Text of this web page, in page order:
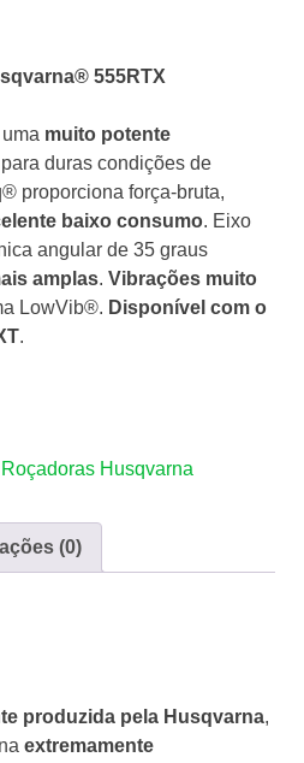
555RTX
muito potente
duras condições de
proporciona força-bruta,
baixo consumo. Eixo
angular de 35 graus
amplas. Vibrações muito
LowVib®. Disponível com o
.
Roçadoras Husqvarna
(0)
produzida pela Husqvarna,
extremamente